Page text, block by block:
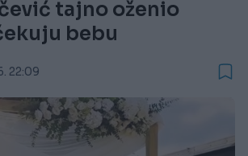
tajno oženio
bebu
22:09